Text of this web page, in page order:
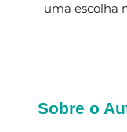
uma escolha
Sobre o